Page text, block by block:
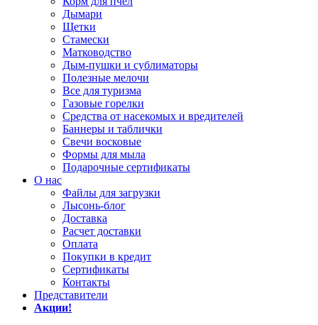
Дымари
Щетки
Стамески
Матководство
Дым-пушки и сублиматоры
Полезные мелочи
Все для туризма
Газовые горелки
Средства от насекомых и вредителей
Баннеры и таблички
Свечи восковые
Формы для мыла
Подарочные сертификаты
О нас
Файлы для загрузки
Лысонь-блог
Доставка
Расчет доставки
Оплата
Покупки в кредит
Сертификаты
Контакты
Представители
Акции!